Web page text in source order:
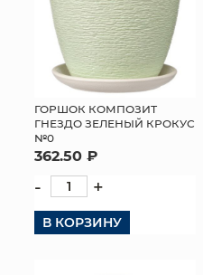
ГОРШОК КОМПОЗИТ
ГНЕЗДО ЗЕЛЕНЫЙ КРОКУС
№0
362.50 ₽
- +
В КОРЗИНУ